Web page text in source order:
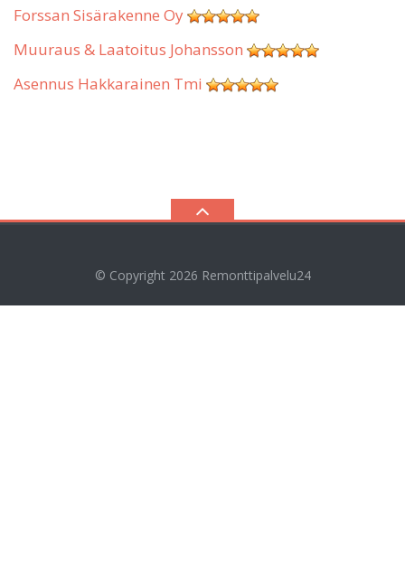
Forssan Sisärakenne Oy
Muuraus & Laatoitus Johansson
Asennus Hakkarainen Tmi
© Copyright 2026 Remonttipalvelu24